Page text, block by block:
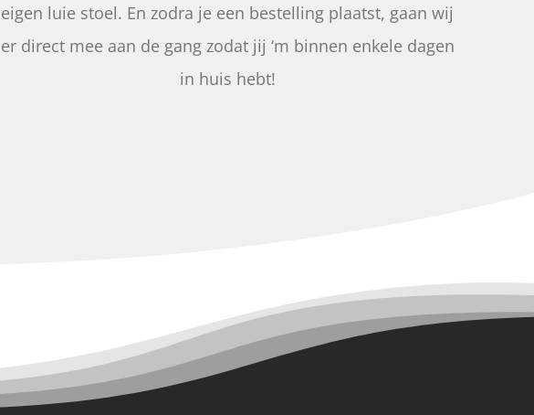
eigen luie stoel. En zodra je een bestelling plaatst, gaan wij
er direct mee aan de gang zodat jij ‘m binnen enkele dagen
in huis hebt!